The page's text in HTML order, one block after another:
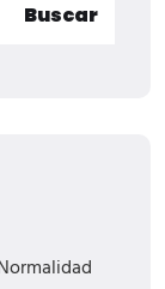
Buscar